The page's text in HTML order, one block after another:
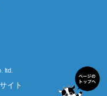
ltd.
イト